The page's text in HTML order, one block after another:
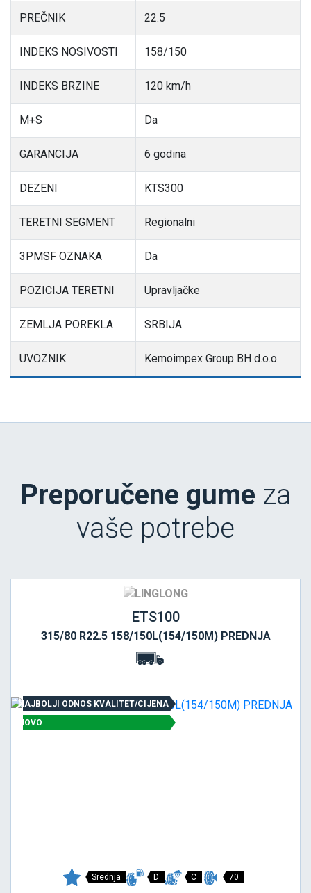
PREČNIK 22.5
INDEKS NOSIVOSTI 158/150
INDEKS BRZINE 120 km/h
M+S Da
GARANCIJA 6 godina
DEZENI KTS300
TERETNI SEGMENT Regionalni
3PMSF OZNAKA Da
POZICIJA TERETNI Upravljačke
ZEMLJA POREKLA SRBIJA
UVOZNIK Kemoimpex Group BH d.o.o.
Preporučene gume za
vaše potrebe
ETS100
315/80 R22.5 158/150L(154/150M) PREDNJA
NAJBOLJI ODNOS KVALITET/CIJENA
NOVO
Srednja D C 70